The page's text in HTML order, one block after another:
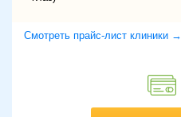
Смотреть прайс-лист клиники →